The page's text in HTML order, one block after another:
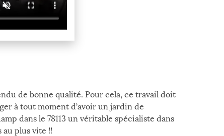
de bonne qualité. Pour cela, ce travail doit
à tout moment d’avoir un jardin de
dans le 78113 un véritable spécialiste dans
plus vite !!